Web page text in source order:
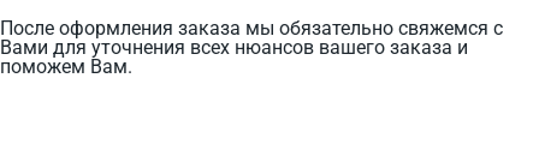
После оформления заказа мы обязательно свяжемся с
Вами для уточнения всех нюансов вашего заказа и
поможем Вам.